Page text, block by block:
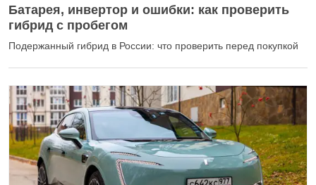
Батарея, инвертор и ошибки: как проверить
гибрид с пробегом
Подержанный гибрид в России: что проверить перед покупкой